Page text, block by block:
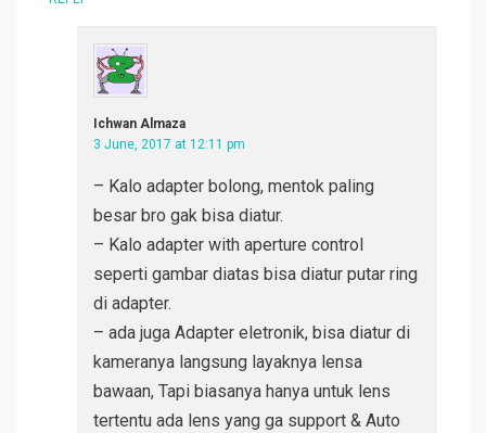
Ichwan Almaza
3 June, 2017 at 12:11 pm
– Kalo adapter bolong, mentok paling
besar bro gak bisa diatur.
– Kalo adapter with aperture control
seperti gambar diatas bisa diatur putar ring
di adapter.
– ada juga Adapter eletronik, bisa diatur di
kameranya langsung layaknya lensa
bawaan, Tapi biasanya hanya untuk lens
tertentu ada lens yang ga support & Auto